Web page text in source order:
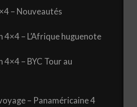
– Nouveautés
– L’Afrique huguenote
– BYC Tour au
– Panaméricaine 4